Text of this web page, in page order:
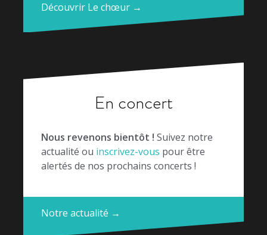
Découvrir Le chœur →
En concert
Nous revenons bientôt ! Suivez notre
actualité ou inscrivez-vous pour être
alertés de nos prochains concerts !
Notre actualité →